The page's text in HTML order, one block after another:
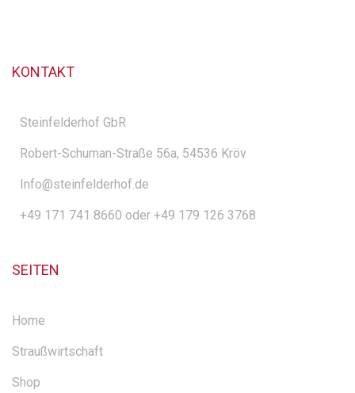
KONTAKT
Steinfelderhof GbR
Robert-Schuman-Straße 56a, 54536 Kröv
Info@steinfelderhof.de
+49 171 741 8660 oder +49 179 126 3768
SEITEN
Home
Straußwirtschaft
Shop